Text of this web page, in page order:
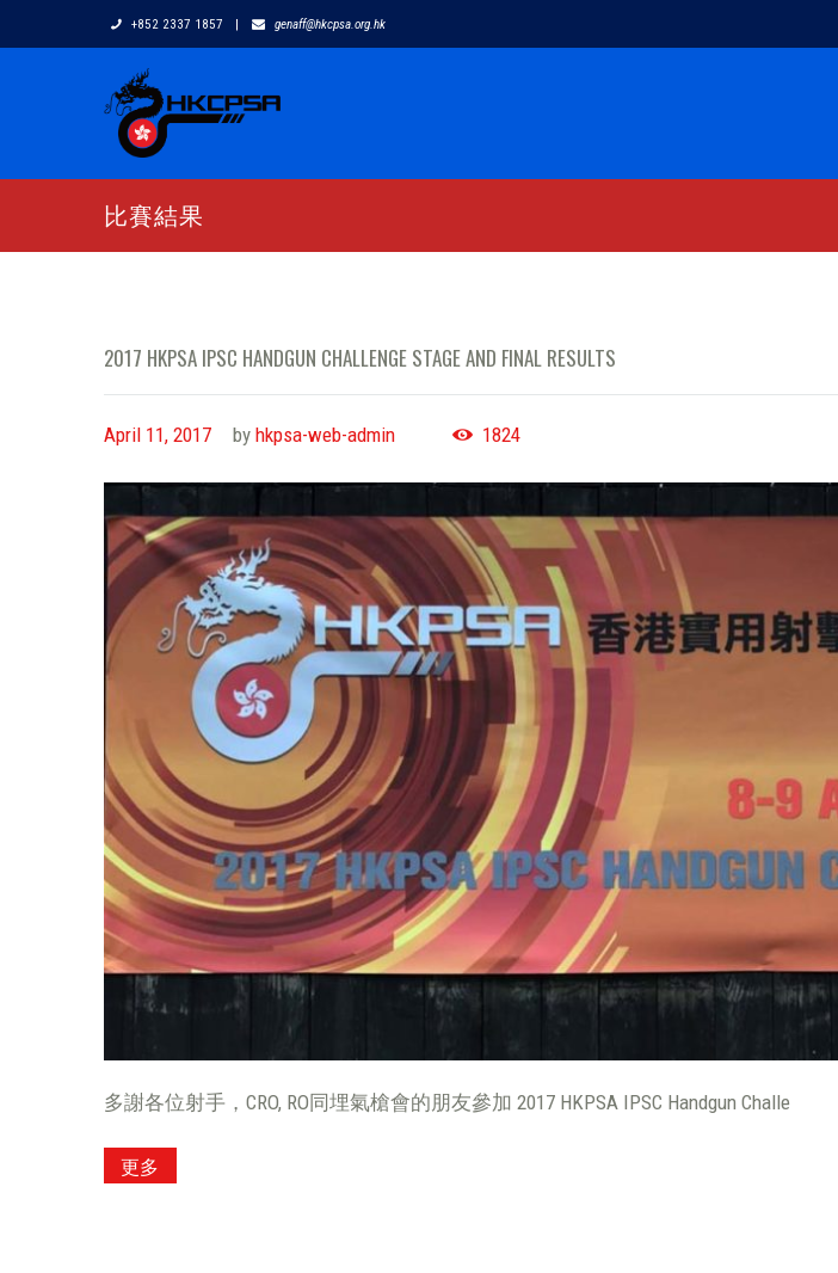
+852 2337 1857 | genaff@hkcpsa.org.hk
比賽結果
2017 HKPSA IPSC HANDGUN CHALLENGE STAGE AND FINAL RESULTS
April 11, 2017 by hkpsa-web-admin 1824
多謝各位射手，CRO, RO同埋氣槍會的朋友參加 2017 HKPSA IPSC Handgun Challe
更多